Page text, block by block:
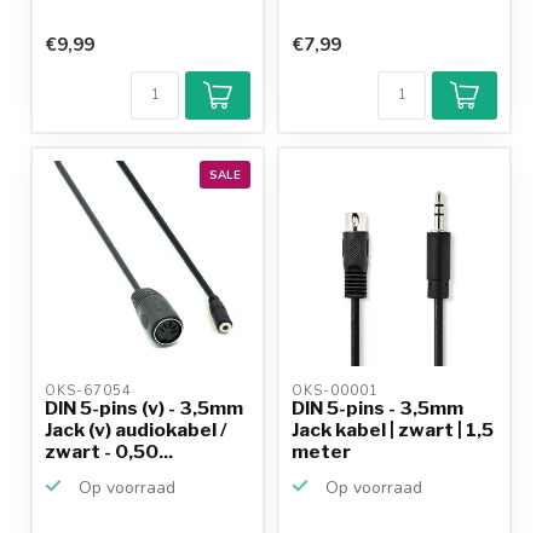
€9,99 €7,99
SALE
OKS-67054
DIN 5-pins (v) - 3,5mm
Jack (v) audiokabel /
zwart - 0,50...
Op voorraad
OKS-00001
DIN 5-pins - 3,5mm
Jack kabel | zwart | 1,5
meter
Op voorraad